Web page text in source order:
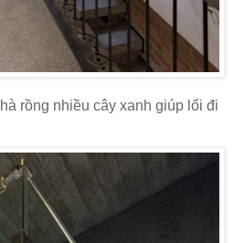
rồng nhiều cây xanh giúp lối đi